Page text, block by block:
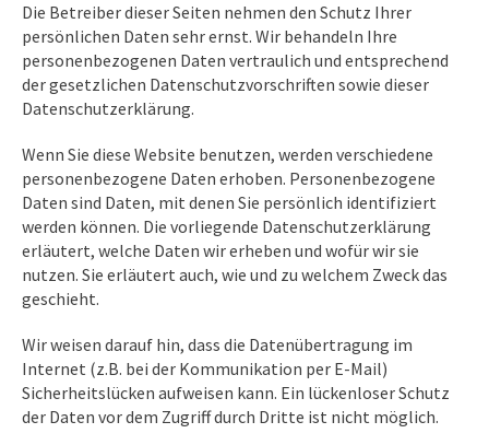
Die Betreiber dieser Seiten nehmen den Schutz Ihrer
persönlichen Daten sehr ernst. Wir behandeln Ihre
personenbezogenen Daten vertraulich und entsprechend
der gesetzlichen Datenschutzvorschriften sowie dieser
Datenschutzerklärung.
Wenn Sie diese Website benutzen, werden verschiedene
personenbezogene Daten erhoben. Personenbezogene
Daten sind Daten, mit denen Sie persönlich identifiziert
werden können. Die vorliegende Datenschutzerklärung
erläutert, welche Daten wir erheben und wofür wir sie
nutzen. Sie erläutert auch, wie und zu welchem Zweck das
geschieht.
Wir weisen darauf hin, dass die Datenübertragung im
Internet (z.B. bei der Kommunikation per E-Mail)
Sicherheitslücken aufweisen kann. Ein lückenloser Schutz
der Daten vor dem Zugriff durch Dritte ist nicht möglich.